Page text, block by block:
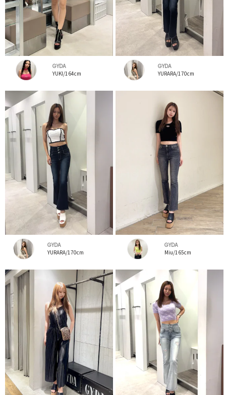
GYDA
YUKI/164cm
GYDA
YURARA/170cm
GYDA
YURARA/170cm
GYDA
Miu/165cm